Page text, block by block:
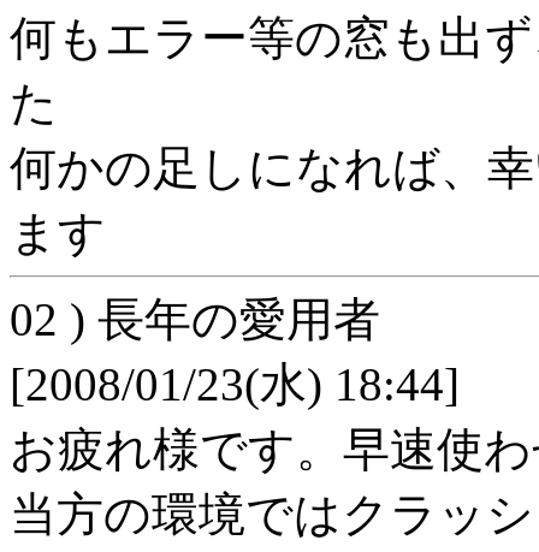
何もエラー等の窓も出
た
何かの足しになれば、
ます
02 ) 長年の愛用者
[2008/01/23(水) 18:44]
お疲れ様です。早速使
当方の環境ではクラッ